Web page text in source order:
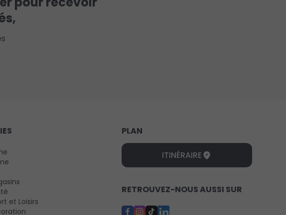
et Loisirs
PLAN
ITINÉRAIRE
RETROUVEZ-NOUS AUSSI SUR